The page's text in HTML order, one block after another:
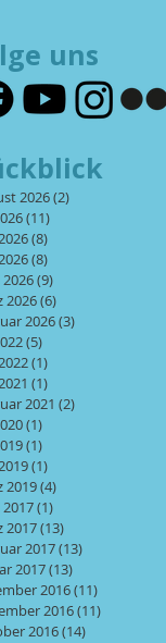
uns
2026(2)
(11)
(8)
(8)
(9)
2026(6)
2026(3)
(5)
(1)
(1)
2021 (2)
(1)
(1)
(1)
2019(4)
(1)
2017(13)
2017(13)
2017(13)
2016(11)
2016(11)
2016(14)